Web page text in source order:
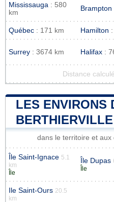
Mississauga : 580
km
Brampton
Québec : 171 km Hamilton
Surrey : 3674 km Halifax :
Distance
LES ENVIRONS
BERTHIERVILLE
dans le territoire et aux
Île Saint-Ignace 5.1
km
Île
Île Dupas
Île
Ile Saint-Ours 20.5
km